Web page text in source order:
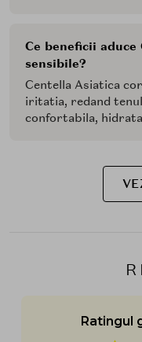
Ce beneficii
sensibile?
Centella Asiatica
iritatia, redand
confortabila,
Ratingul